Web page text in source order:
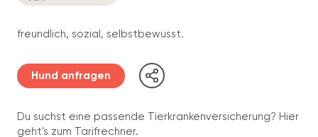
freundlich, sozial, selbstbewusst.
Hund anfragen
Du suchst eine passende Tierkrankenversicherung? Hier
geht's zum Tarifrechner.